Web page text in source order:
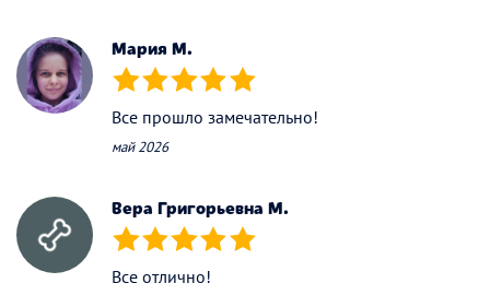
Мария М.
(*) (*) (*) (*) (*)
Все прошло замечательно!
май 2026
Вера Григорьевна М.
(*) (*) (*) (*) (*)
Все отлично!